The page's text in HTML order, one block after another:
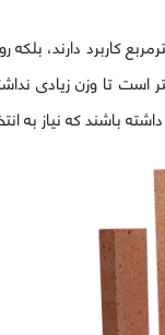
کاربرد دارند،
می‌شوند. عموماً ارتفاع یا عمق این
باشند که نیاز به